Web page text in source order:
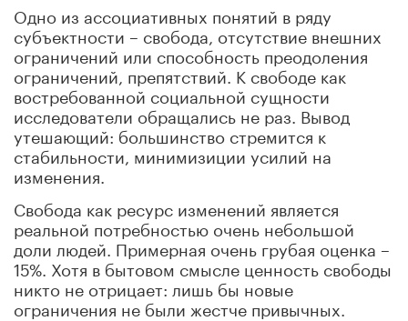
Одно из ассоциативных понятий в ряду
субъектности – свобода, отсутствие внешних
ограничений или способность преодоления
ограничений, препятствий. К свободе как
востребованной социальной сущности
исследователи обращались не раз. Вывод
утешающий: большинство стремится к
стабильности, минимизиции усилий на
изменения.
Свобода как ресурс изменений является
реальной потребностью очень небольшой
доли людей. Примерная очень грубая оценка –
15%. Хотя в бытовом смысле ценность свободы
никто не отрицает: лишь бы новые
ограничения не были жестче привычных.